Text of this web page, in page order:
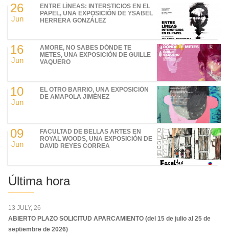
26
Jun
ENTRE LÍNEAS: INTERSTICIOS EN EL
PAPEL, UNA EXPOSICIÓN DE YSABEL
HERRERA GONZÁLEZ
16
Jun
AMORE, NO SABES DÓNDE TE
METES, UNA EXPOSICIÓN DE GUILLE
VAQUERO
10
Jun
EL OTRO BARRIO, UNA EXPOSICIÓN
DE AMAPOLA JIMÉNEZ
09
Jun
FACULTAD DE BELLAS ARTES EN
ROYAL WOODS, UNA EXPOSICIÓN DE
DAVID REYES CORREA
Última hora
13 JULY, 26
ABIERTO PLAZO SOLICITUD APARCAMIENTO (del 15 de julio al 25 de
septiembre de 2026)